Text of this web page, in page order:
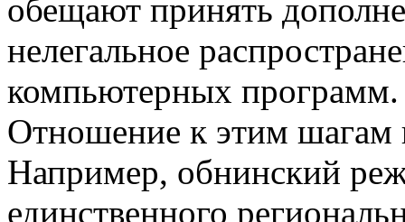
обещают принять
нелегальное
компьютерных программ.
Отношение к этим шагам
Например, обнинский
единственного